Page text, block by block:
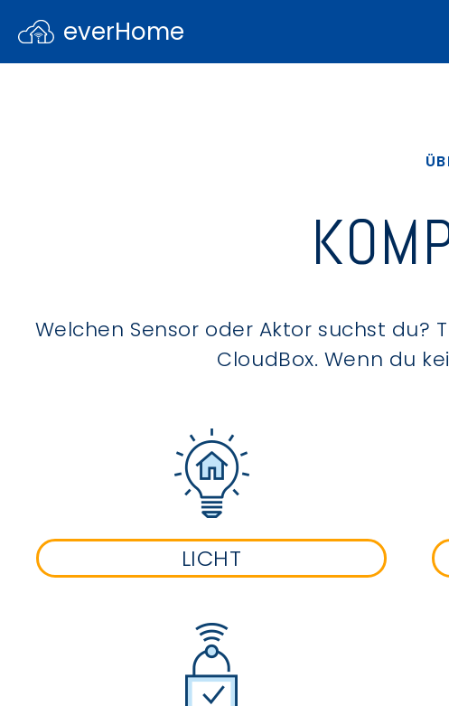
everHome
Welchen Sensor oder Aktor suchst
CloudBox. Wenn du
LICHT